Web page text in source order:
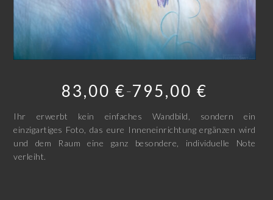
83,00€ –795,00 €
Ihr erwerbt kein einfaches Wandbild, sondern ein
einzigartiges Foto, das eure Inneneinrichtung ergänzen wird
und dem Raum eine ganz besondere, individuelle Note
verleiht.